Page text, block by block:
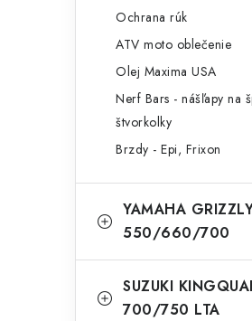
Ochrana rúk
ATV moto oblečenie
Olej Maxima USA
Nerf Bars - nášľapy na
štvorkolky
Brzdy - Epi, Frixon
YAMAHA
550/660/700
SUZUKI
700/750 LTA